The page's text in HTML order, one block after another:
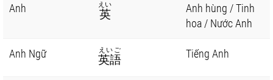
Anh 英
えい
Anh hùng / Tinh
hoa / Nước Anh
Anh Ngữ 英語
えいご Tiếng Anh